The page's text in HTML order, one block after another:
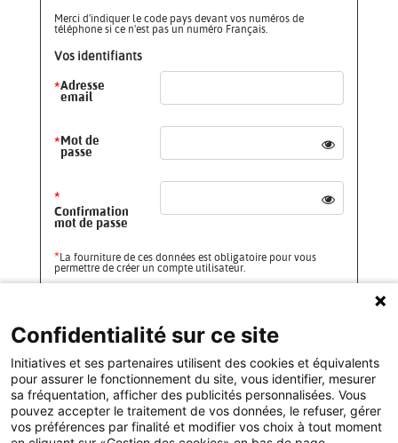
Merci d'indiquer le code pays devant vos numéros de
téléphone si ce n'est pas un numéro Français.
Vos identifiants
*Adresse
email
*Mot de
passe
*
Confirmation
mot de passe
*La fourniture de ces données est obligatoire pour vous
permettre de créer un compte utilisateur.
RETOUR VALIDER
Les informations recueillies sur ce formulaire sont traitées par
DMP (Initiatives) en tant que responsable de traitement pour vous
Confidentialité sur ce site
Initiatives et ses partenaires utilisent des cookies et équivalents
pour assurer le fonctionnement du site, vous identifier, mesurer
sa fréquentation, afficher des publicités personnalisées. Vous
pouvez accepter le traitement de vos données, le refuser, gérer
vos préférences par finalité et modifier vos choix à tout moment